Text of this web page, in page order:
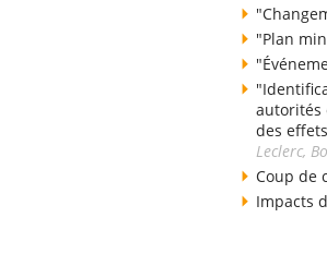
"Plan
autorités
des
Leclerc,
Coup de
Impacts